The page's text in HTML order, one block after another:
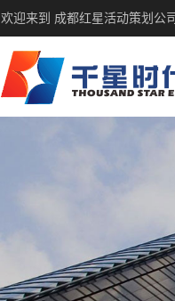
欢迎来到 成都红星活动策划公司